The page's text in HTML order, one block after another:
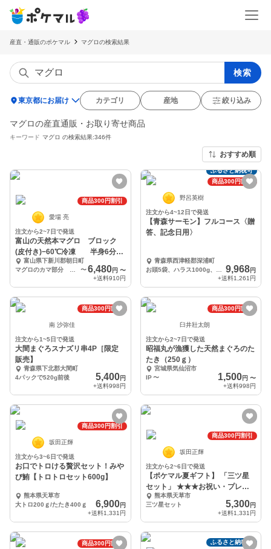
産直・通販のポケマル マグロの検索結果
検索
location_on東京都にお届け カテゴリ 産地 絞り込み
マグロの産直通販・お取り寄せ商品
キーワード マグロ の検索結果:346件
おすすめ順
商品300円割引
愛場 亮
注文から2~7日で発送
富山の天然本マグロ ブロック
(皮付き)−60℃冷凍 半身6分
割 選べる部位
富山県下新川郡朝日町
〜 6,480円 〜
+送料910円
ふるさと納税可
商品300円割引
野呂英樹
注文から4~12日で発送
【青森サーモン】フルコース〈贈
答、記念日用〉
青森県西津軽郡深浦町
9,968円
+送料1,261円
商品300円割引
南 沙弥佳
注文から1~5日で発送
大間まぐろスナズリ串4P［限定
販売】
青森県下北郡大間町
4パックで520g前後
5,400円
+送料998円
商品300円割引
臼井壯太朗
注文から2~7日で発送
昭福丸が漁獲した天然まぐろのた
たき（250ｇ）
宮城県気仙沼市
IP 〜 1,500円 〜
+送料998円
商品300円割引
坂田正輝
注文から3~6日で発送
お口でトロける贅沢セット！みや
び鮪【トロトロセット600g】
熊本県天草市
大トロ200ｇ/たたき400ｇ
6,900円
+送料1,331円
商品300円割引
坂田正輝
注文から2~6日で発送
【ポケマル夏ギフト】 「三ツ星
セット」 ★★★お祝い・プレゼ
ントを格上げ★★★
熊本県天草市
三ツ星セット
5,300円
+送料1,331円
商品300円割引
ふるさと納税可